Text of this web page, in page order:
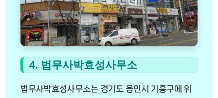
4. 법무사박효성사무소
법무사박효성사무소는 경기도 용인시 기흥구에 위